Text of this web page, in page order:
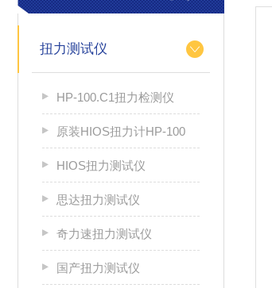
扭力测试仪
HP-100.C1扭力检测仪
原装HIOS扭力计HP-100
HIOS扭力测试仪
思达扭力测试仪
奇力速扭力测试仪
国产扭力测试仪